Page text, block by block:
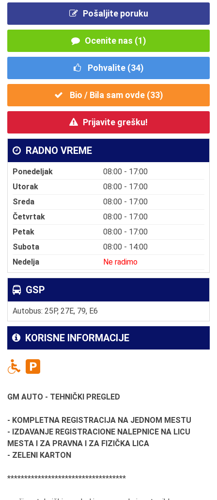
Pošaljite poruku
Ocenite nas (1)
Pohvalite (34)
Bio / Bila sam ovde (33)
Prijavite grešku!
RADNO VREME
Ponedeljak
08:00 - 17:00
Utorak
08:00 - 17:00
Sreda
08:00 - 17:00
Četvrtak
08:00 - 17:00
Petak
08:00 - 17:00
Subota
08:00 - 14:00
Nedelja
Ne radimo
GSP
Autobus: 25P, 27E, 79, E6
KORISNE INFORMACIJE
GM AUTO - TEHNIČKI PREGLED
- KOMPLETNA REGISTRACIJA NA JEDNOM MESTU
- IZDAVANJE REGISTRACIONE NALEPNICE NA LICU
MESTA I ZA PRAVNA I ZA FIZIČKA LICA
- ZELENI KARTON
***********************************